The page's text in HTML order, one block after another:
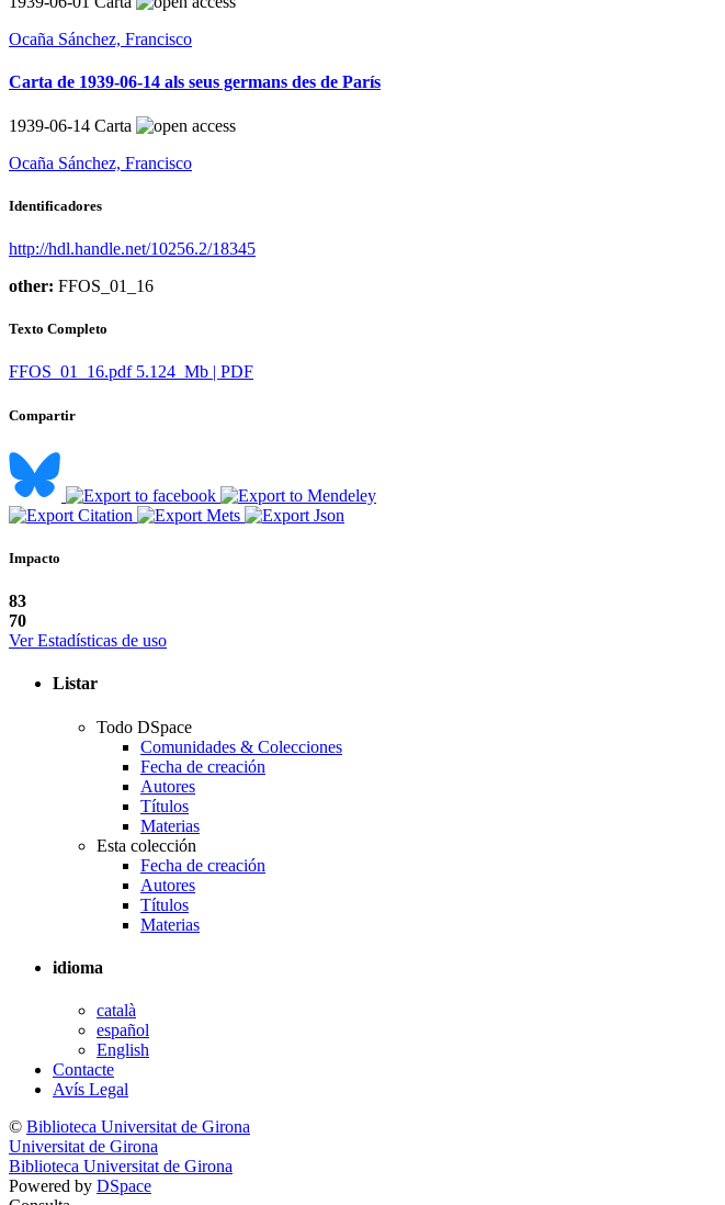
Ocaña Sánchez, Francisco
Carta de 1939-06-14 als seus germans des de París
1939-06-14 Carta
Ocaña Sánchez, Francisco
Identificadores
http://hdl.handle.net/10256.2/18345
other: FFOS_01_16
Texto Completo
FFOS_01_16.pdf 5.124 Mb | PDF
Compartir
Impacto
83
70
Ver Estadísticas de uso
Listar
Todo DSpace
Comunidades & Colecciones
Fecha de creación
Autores
Títulos
Materias
Esta colección
Fecha de creación
Autores
Títulos
Materias
idioma
català
español
English
Contacte
Avís Legal
© Biblioteca Universitat de Girona
Universitat de Girona
Biblioteca Universitat de Girona
Powered by DSpace